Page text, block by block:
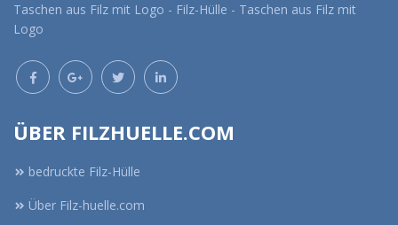
Taschen aus Filz mit Logo - Filz-Hülle - Taschen aus Filz mit
Logo
ÜBER FILZHUELLE.COM
bedruckte Filz-Hülle
Über Filz-huelle.com